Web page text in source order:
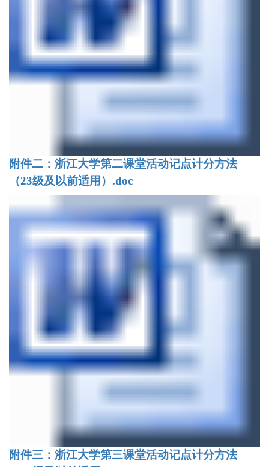
附件二：浙江大学第二课堂活动记点计分方法
（23级及以前适用）.doc
附件三：浙江大学第三课堂活动记点计分方法